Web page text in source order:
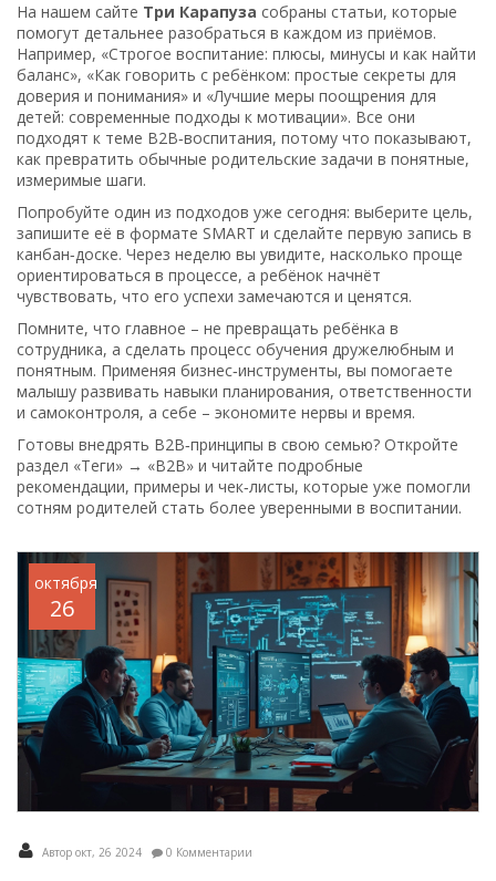
На нашем сайте Три Карапуза собраны статьи, которые
помогут детальнее разобраться в каждом из приёмов.
Например, «Строгое воспитание: плюсы, минусы и как найти
баланс», «Как говорить с ребёнком: простые секреты для
доверия и понимания» и «Лучшие меры поощрения для
детей: современные подходы к мотивации». Все они
подходят к теме B2B‑воспитания, потому что показывают,
как превратить обычные родительские задачи в понятные,
измеримые шаги.
Попробуйте один из подходов уже сегодня: выберите цель,
запишите её в формате SMART и сделайте первую запись в
канбан‑доске. Через неделю вы увидите, насколько проще
ориентироваться в процессе, а ребёнок начнёт
чувствовать, что его успехи замечаются и ценятся.
Помните, что главное – не превращать ребёнка в
сотрудника, а сделать процесс обучения дружелюбным и
понятным. Применяя бизнес‑инструменты, вы помогаете
малышу развивать навыки планирования, ответственности
и самоконтроля, а себе – экономите нервы и время.
Готовы внедрять B2B‑принципы в свою семью? Откройте
раздел «Теги» → «B2B» и читайте подробные
рекомендации, примеры и чек‑листы, которые уже помогли
сотням родителей стать более уверенными в воспитании.
октября
26
Автор окт, 26 2024 0 Комментарии